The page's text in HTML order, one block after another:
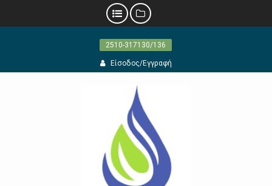
2510-317130/136
Είσοδος/Εγγραφή